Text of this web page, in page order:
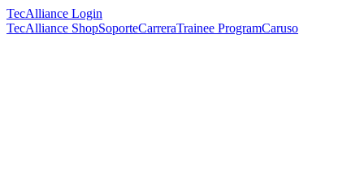
TecAlliance Login
TecAlliance ShopSoporteCarreraTrainee ProgramCaruso